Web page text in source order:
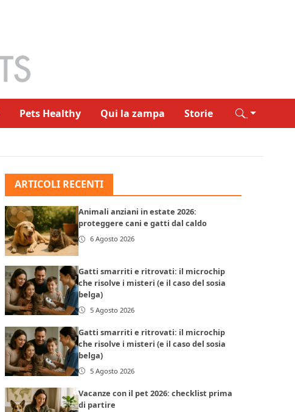
Pets Healthy Qui la zampa Storie
ARTICOLI RECENTI
Animali anziani in estate 2026:
proteggere cani e gatti dal caldo
6 Agosto 2026
Gatti smarriti e ritrovati: il microchip
che risolve i misteri (e il caso del sosia
belga)
5 Agosto 2026
Gatti smarriti e ritrovati: il microchip
che risolve i misteri (e il caso del sosia
belga)
5 Agosto 2026
Vacanze con il pet 2026: checklist prima
di partire